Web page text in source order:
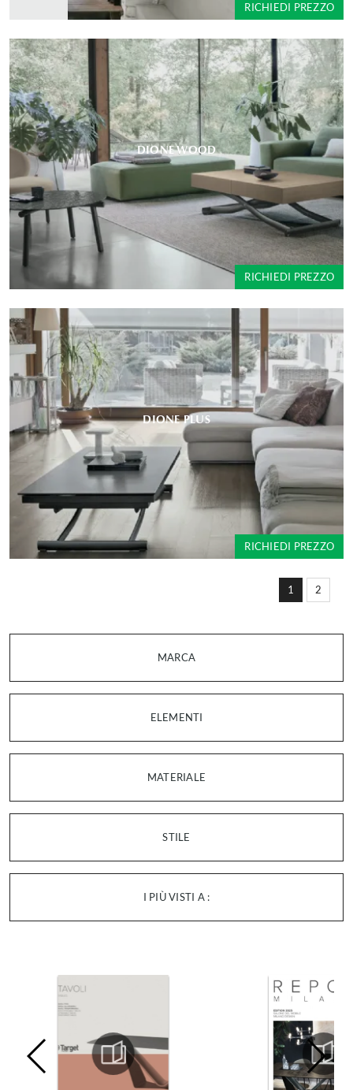
MARCA
ELEMENTI
MATERIALE
STILE
I PIÙ VISTI A :
1 2
RICHIEDI PREZZO
DIONE WOOD
RICHIEDI PREZZO
DIONE PLUS
RICHIEDI PREZZO